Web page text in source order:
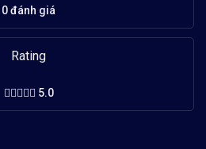
0 đánh giá
Rating
5.0